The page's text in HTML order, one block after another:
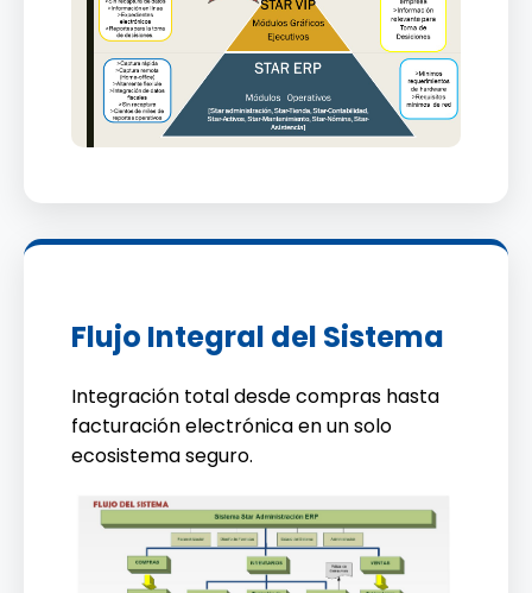
Flujo Integral del Sistema
Integración total desde compras hasta
facturación electrónica en un solo
ecosistema seguro.